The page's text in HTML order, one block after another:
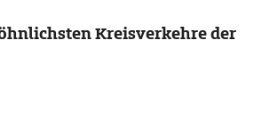
Kreisverkehre der